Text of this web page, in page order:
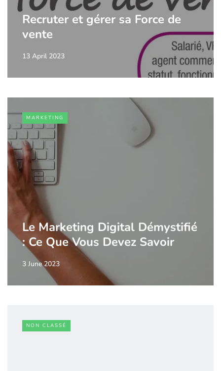
Recruter et gérer sa Force de
vente
13 April 2023
MARKETING
Le Marketing Digital Démystifié
: Ce Que Vous Devez Savoir
3 June 2023
NON CLASSÉ